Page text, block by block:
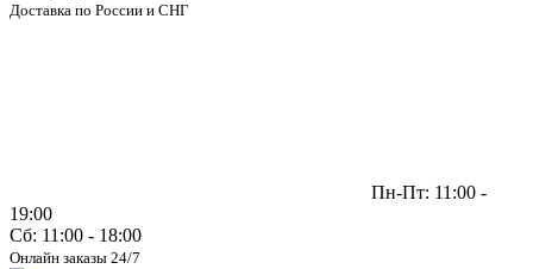
Доставка по России и СНГ
Пн-Пт: 11:00 -
19:00
Сб: 11:00 - 18:00
Онлайн заказы 24/7